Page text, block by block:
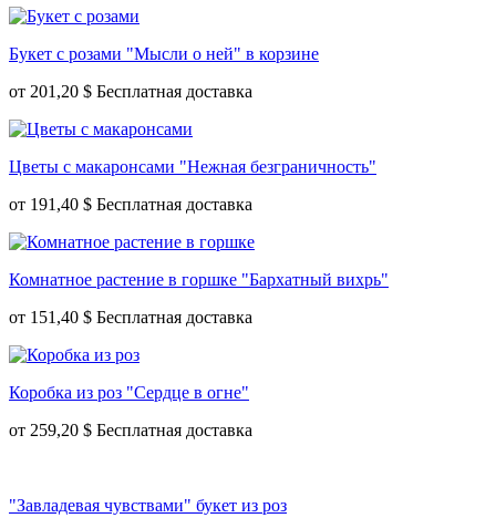
Букет с розами "Мысли о ней" в корзине
от 201,20 $
Цветы с макаронсами "Нежная безграничность"
от 191,40 $
Комнатное растение в горшке "Бархатный вихрь"
от 151,40 $
Коробка из роз "Сердце в огне"
от 259,20 $
"Завладевая чувствами" букет из роз